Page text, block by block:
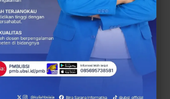
Tim BSI Explore 2026
Desa Salawu Siap
Mengabdi, Mahasiswa
UBSI Tasikmalaya